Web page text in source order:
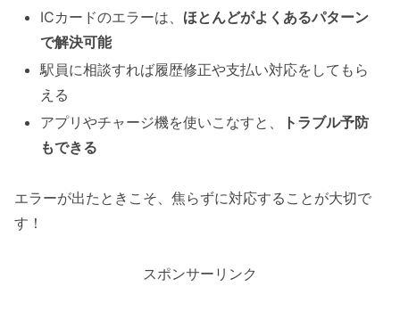
ICカードのエラーは、 ほとんどがよくあるパターン
で解決可能
駅員に相談すれば履歴修正や支払い対応をしてもら
える
アプリやチャージ機を使いこなすと、
トラブル予防
もできる
エラーが出たときこそ、焦らずに対応することが大切で
す！
スポンサーリンク